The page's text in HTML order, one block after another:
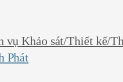
vụ Khảo sát/Thiết kế/
Phát